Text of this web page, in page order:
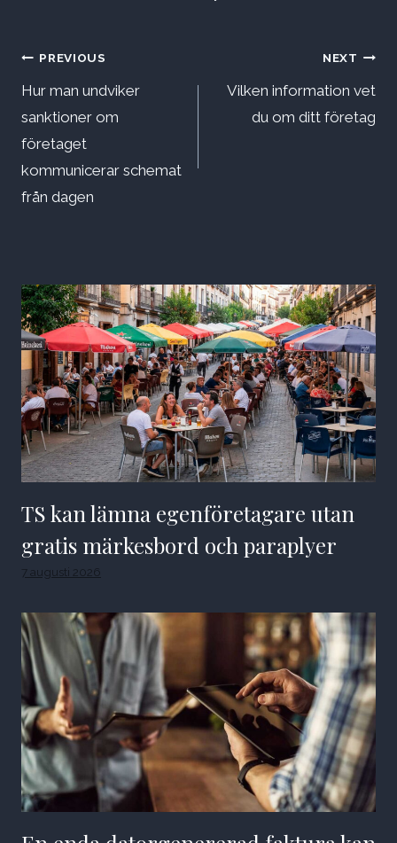
Inläggsnavigering
PREVIOUS
Hur man undviker
sanktioner om
företaget
kommunicerar schemat
från dagen
NEXT
Vilken information vet
du om ditt företag
TS kan lämna egenföretagare utan
gratis märkesbord och paraplyer
7 augusti 2026